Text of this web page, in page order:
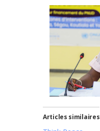
Articles similaires